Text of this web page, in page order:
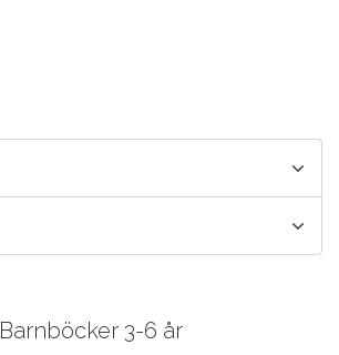
Barnböcker 3-6 år